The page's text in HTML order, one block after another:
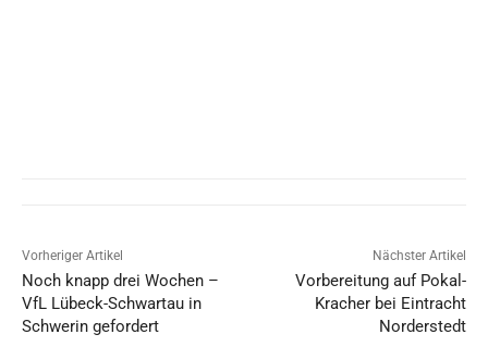
Vorheriger Artikel
Noch knapp drei Wochen –
VfL Lübeck-Schwartau in
Schwerin gefordert
Nächster Artikel
Vorbereitung auf Pokal-
Kracher bei Eintracht
Norderstedt